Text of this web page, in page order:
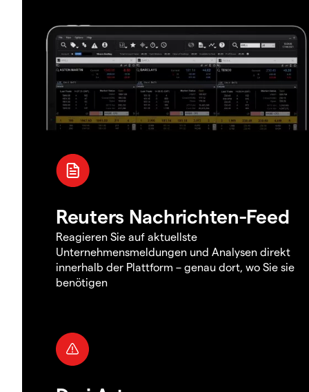
Reuters Nachrichten-Feed
Reagieren Sie auf aktuellste
Unternehmensmeldungen und Analysen direkt
innerhalb der Plattform – genau dort, wo Sie sie
benötigen